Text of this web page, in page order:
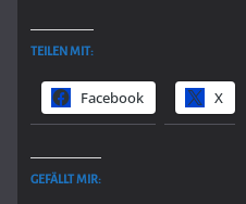
TEILEN MIT:
Facebook X
GEFÄLLT MIR: